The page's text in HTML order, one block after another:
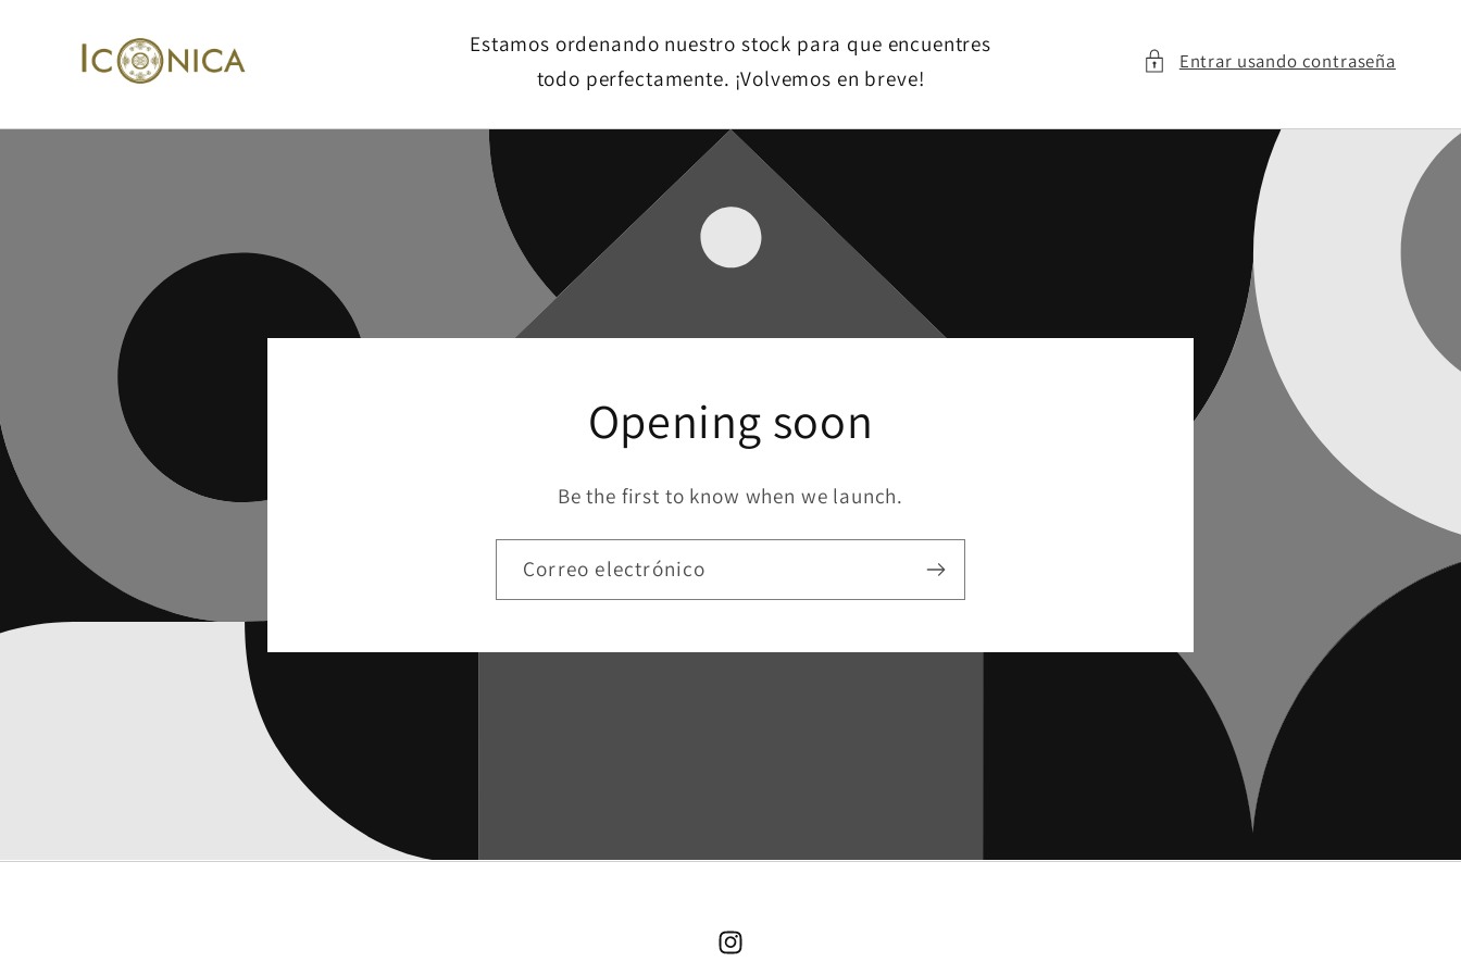
al contenido
Estamos ordenando nuestro stock para que encuentres
todo perfectamente. ¡Volvemos en breve!
Entrar usando contraseña
Opening soon
Be the first to know when we launch.
Correo electrónico
Instagram